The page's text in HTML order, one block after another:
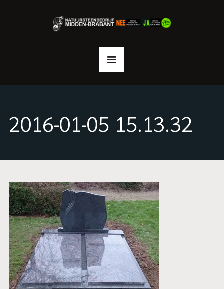
2016-01-05 15.13.32